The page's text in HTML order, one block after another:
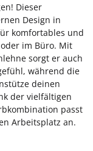
Dieser
Design in
komfortables und
im Büro. Mit
sorgt er auch
während die
deinen
der vielfältigen
passt
Arbeitsplatz an.